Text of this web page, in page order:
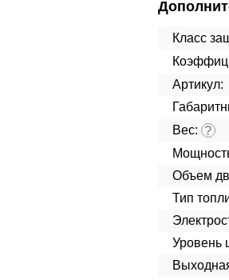
Класс
Артикул:
Вес: ?
Объем
Тип
Уровень